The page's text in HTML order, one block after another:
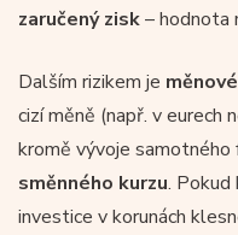
zaručený zisk– hodnota
Dalším rizikem je
cizí měně (např. v eurech
kromě vývoje samotného
směnného kurzu. Pokud
investice v korunách